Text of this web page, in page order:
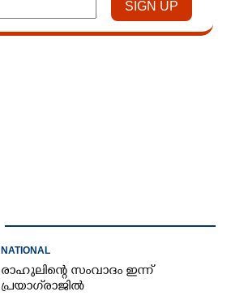
NATIONAL
രാഹുലിന്റെ സംവാദം ഇന്ന്
പ്രയാഗ്‌രാജിൽ